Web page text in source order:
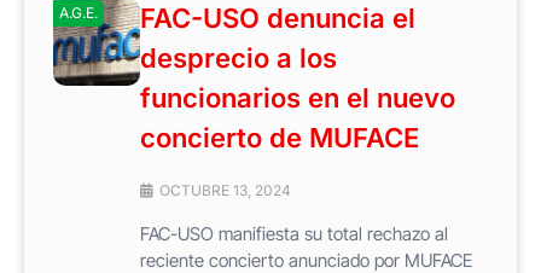
A.G.E.
FAC-USO denuncia el
desprecio a los
funcionarios en el nuevo
concierto de MUFACE
OCTUBRE 13, 2024
FAC-USO manifiesta su total rechazo al
reciente concierto anunciado por MUFACE